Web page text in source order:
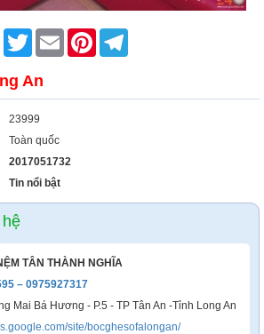
FacebookTwitter Email Pinterest
An
23999
Toàn quốc
2017051732
Tin nổi bật
TÂN THÀNH NGHĨA
– 0975927317
Mai Bá Hương - P.5 - TP Tân An -Tỉnh Long An
site/bocghesofalongan/